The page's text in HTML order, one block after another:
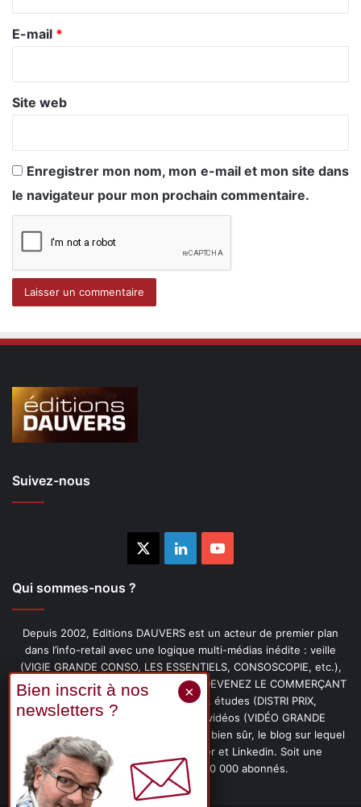
r
e
E-mail *
Site web
Enregistrer mon nom, mon e-mail et mon site dans
le navigateur pour mon prochain commentaire.
Suivez-nous
LinkedinYouTube
Qui sommes-nous ?
Depuis 2002, Editions DAUVERS est un acteur de premier plan
dans l’info-retail avec une logique multi-médias inédite : veille
(VIGIE GRANDE CONSO, LES ESSENTIELS, CONSOSCOPIE, etc.),
livres (PENSER-CLIENT, IMAGE-PRIX, DEVENEZ LE COMMERÇANT
PRÉFÉRÉ DE VOS CLIENTS, etc.), études (DISTRI PRIX,
PROMOFLASH, DRIVE INSIGHTS), vidéos (VIDÉO GRANDE
CONSO), podcasts (CAFÉ CONSO) et, bien sûr, le blog sur lequel
vous êtes, ainsi que les fils Twitter et Linkedin. Soit une
communauté de plus de 150 000 abonnés.